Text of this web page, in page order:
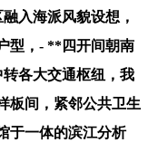
入海派风貌设想，
型，- **四开间朝南
各大交通枢纽，我
板间，紧邻公共卫生
于一体的滨江分析